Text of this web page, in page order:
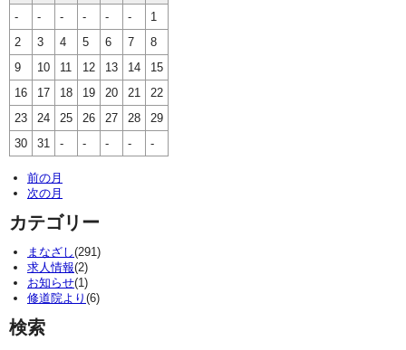
-
- - - - -
1
2
3 4 5 6 7
8
9
10 11 12 13 14
15
16
17 18 19 20 21
22
23
24 25 26 27 28
29
30
31 - - - - -
前の月
次の月
カテゴリー
まなざし(291)
求人情報(2)
お知らせ(1)
修道院より (6)
検索